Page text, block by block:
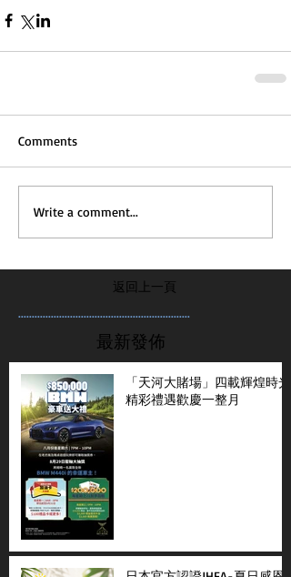
Comments
Write a comment...
返回上一頁
...............................................................
最新發佈
「天河大賭場」四載輝煌時光
精彩禮遇歡慶一整月